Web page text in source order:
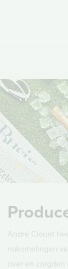
André Clouet
nakomelingen
over en